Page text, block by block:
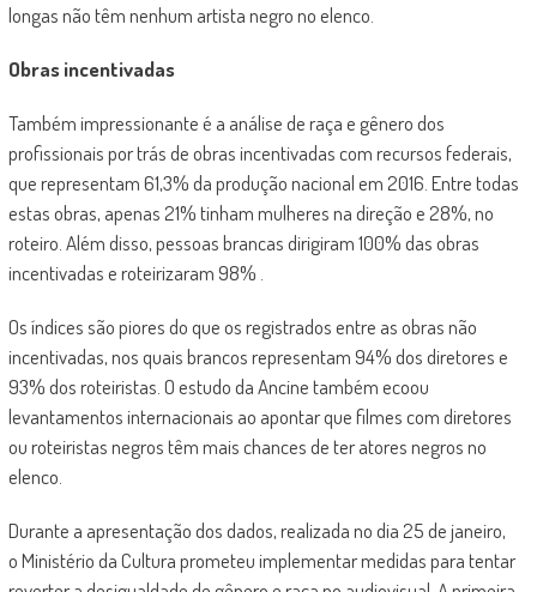
longas não têm nenhum artista negro no elenco.
Obras incentivadas
Também impressionante é a análise de raça e gênero dos
profissionais por trás de obras incentivadas com recursos federais,
que representam 61,3% da produção nacional em 2016. Entre todas
estas obras, apenas 21% tinham mulheres na direção e 28%, no
roteiro. Além disso, pessoas brancas dirigiram 100% das obras
incentivadas e roteirizaram 98% .
Os índices são piores do que os registrados entre as obras não
incentivadas, nos quais brancos representam 94% dos diretores e
93% dos roteiristas. O estudo da Ancine também ecoou
levantamentos internacionais ao apontar que filmes com diretores
ou roteiristas negros têm mais chances de ter atores negros no
elenco.
Durante a apresentação dos dados, realizada no dia 25 de janeiro,
o Ministério da Cultura prometeu implementar medidas para tentar